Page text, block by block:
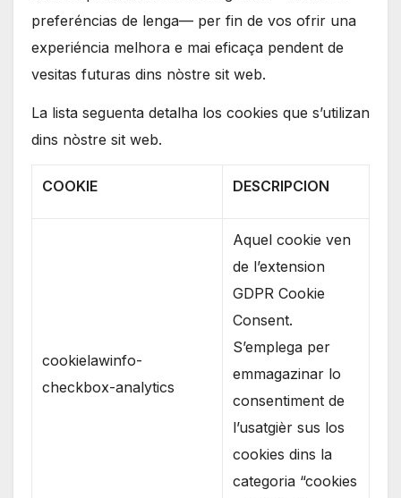
preferéncias de lenga— per fin de vos ofrir una
experiéncia melhora e mai eficaça pendent de
vesitas futuras dins nòstre sit web.
La lista seguenta detalha los cookies que s’utilizan
dins nòstre sit web.
COOKIE DESCRIPCION
cookielawinfo-
checkbox-analytics
Aquel cookie ven
de l’extension
GDPR Cookie
Consent.
S’emplega per
emmagazinar lo
consentiment de
l’usatgièr sus los
cookies dins la
categoria “cookies